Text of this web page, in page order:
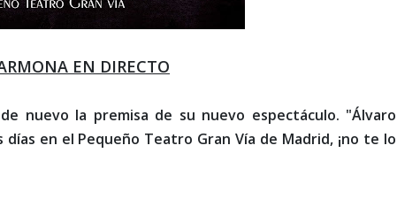
EN DIRECTO
nuevo la premisa de su nuevo espectáculo. "Álvaro
en el Pequeño Teatro Gran Vía de Madrid, ¡no te lo